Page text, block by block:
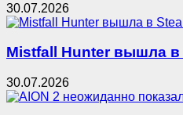
30.07.2026
Mistfall Hunter вышла
30.07.2026